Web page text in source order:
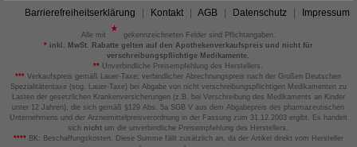
Barrierefreiheitserklärung Kontakt AGB Datenschutz Impressum
Alle mit
gekennzeichneten Felder sind Pflichtangaben.
*inkl. MwSt. Rabatte gelten auf den Apothekenverkaufspreis und nicht für
verschreibungspflichtige Medikamente.
** Unverbindliche Preisempfehlung des Herstellers.
*** Verkaufspreis gemäß Lauer-Taxe; verbindlicher Abrechnungspreis nach der Großen Deutschen
Spezialitätentaxe (sog. Lauer-Taxe) bei Abgabe von nicht verschreibungspflichtigen Medikamenten zu
Lasten der gesetzlichen Krankenversicherungen (z.B. bei Verschreibung des Medikaments an Kinder
unter 12 Jahren), die sich gemäß §129 Abs. 5a SGB V aus dem Abgabepreis des pharmazeutischen
Unternehmens und der Arzneimittelpreisverordnung in der Fassung zum 31.12.2003 ergibt. Es handelt
sich nicht um die unverbindliche Preisempfehlung des Herstellers.
****BK: Beschaffungskosten. Diese Summe fällt zusätzlich an, da der Artikel direkt vom Hersteller